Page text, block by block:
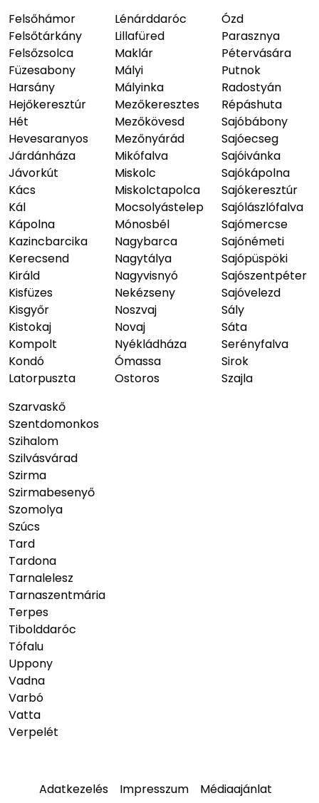
Felsőhámor
Felsőtárkány
Felsőzsolca
Füzesabony
Harsány
Hejőkeresztúr
Hét
Hevesaranyos
Járdánháza
Jávorkút
Kács
Kál
Kápolna
Kazincbarcika
Kerecsend
Királd
Kisfüzes
Kisgyőr
Kistokaj
Kompolt
Kondó
Latorpuszta
Lénárddaróc
Lillafüred
Maklár
Mályi
Mályinka
Mezőkeresztes
Mezőkövesd
Mezőnyárád
Mikófalva
Miskolc
Miskolctapolca
Mocsolyástelep
Mónosbél
Nagybarca
Nagytálya
Nagyvisnyó
Nekézseny
Noszvaj
Novaj
Nyékládháza
Ómassa
Ostoros
Ózd
Parasznya
Pétervására
Putnok
Radostyán
Répáshuta
Sajóbábony
Sajóecseg
Sajóivánka
Sajókápolna
Sajókeresztúr
Sajólászlófalva
Sajómercse
Sajónémeti
Sajópüspöki
Sajószentpéter
Sajóvelezd
Sály
Sáta
Serényfalva
Sirok
Szajla
Szarvaskő
Szentdomonkos
Szihalom
Szilvásvárad
Szirma
Szirmabesenyő
Szomolya
Szúcs
Tard
Tardona
Tarnalelesz
Tarnaszentmária
Terpes
Tibolddaróc
Tófalu
Uppony
Vadna
Varbó
Vatta
Verpelét
Adatkezelés Impresszum Médiaajánlat